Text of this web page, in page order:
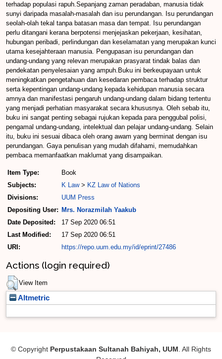
terhadap populasi rapuh.Sepanjang zaman peradaban, manusia tidak
sunyi daripada masalah-masalah dan isu perundangan. Isu perundangan
seolah-olah tekal tanpa batasan masa dan tempat. Isu perundangan
perlu ditangani kerana berpotensi menjejaskan pekerjaan, kesihatan,
hubungan peribadi, perlindungan dan keselamatan yang merupakan kunci
utama kesejahteraan manusia. Pengupasan isu perundangan dan
undang-undang yang relevan merupakan prasyarat tindak balas dan
pendekatan penyelesaian yang ampuh.Buku ini berkeupayaan untuk
meningkatkan pengetahuan dan kesedaran pembaca terhadap struktur
serta kepentingan undang-undang kepada kehidupan manusia secara
amnya dan manifestasi pengaruh undang-undang dalam bidang tertentu
yang menjadi perhatian masyarakat secara khususnya. Oleh sebab itu,
buku ini sangat penting sebagai rujukan kepada para penggubal polisi,
pengamal undang-undang, intelektual dan pelajar undang-undang. Selain
itu, buku ini sesuai dibaca oleh orang awam yang berminat dengan isu
perundangan. Gaya penulisan yang mudah difahami, memudahkan
pembaca memanfaatkan maklumat yang disampaikan.
Item Type:
Book
Subjects:
K Law> KZ Law of Nations
Divisions:
UUM Press
Depositing User: Mrs. Norazmilah Yaakub
Date Deposited:
17 Sep 2020 06:51
Last Modified:
17 Sep 2020 06:51
URI:
https://repo.uum.edu.my/id/eprint/27486
Actions (login required)
View Item
Altmetric
© Copyright Perpustakaan Sultanah Bahiyah, UUM . All Rights